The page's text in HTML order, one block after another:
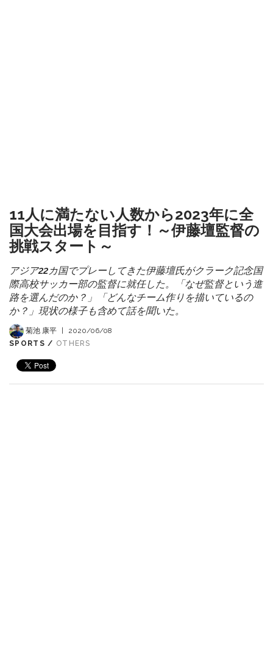
11人に満たない人数から2023年に全
国大会出場を目指す！～伊藤壇監督の
挑戦スタート～
アジア22カ国でプレーしてきた伊藤壇氏がクラーク記念国
際高校サッカー部の監督に就任した。「なぜ監督という進
路を選んだのか？」「どんなチーム作りを描いているの
か？」現状の様子も含めて話を聞いた。
菊池 康平
2020/06/08
SPORTS / OTHERS